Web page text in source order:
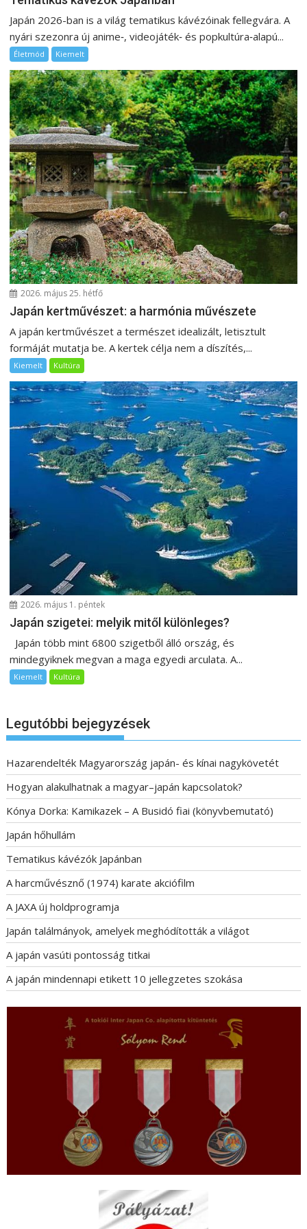
Japán 2026-ban is a világ tematikus kávézóinak fellegvára. A
nyári szezonra új anime‑, videojáték‑ és popkultúra‑alapú...
Életmód Kiemelt
2026. május 25. hétfő
Japán kertművészet: a harmónia művészete
A japán kertművészet a természet idealizált, letisztult
formáját mutatja be. A kertek célja nem a díszítés,...
Kiemelt Kultúra
2026. május 1. péntek
Japán szigetei: melyik mitől különleges?
Japán több mint 6800 szigetből álló ország, és
mindegyiknek megvan a maga egyedi arculata. A...
Kiemelt Kultúra
Legutóbbi bejegyzések
Hazarendelték Magyarország japán- és kínai nagykövetét
Hogyan alakulhatnak a magyar–japán kapcsolatok?
Kónya Dorka: Kamikazek – A Busidó fiai (könyvbemutató)
Japán hőhullám
Tematikus kávézók Japánban
A harcművésznő (1974) karate akciófilm
A JAXA új holdprogramja
Japán találmányok, amelyek meghódították a világot
A japán vasúti pontosság titkai
A japán mindennapi etikett 10 jellegzetes szokása